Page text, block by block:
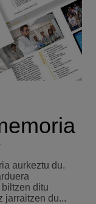
aurkeztu du.
ditu
jarraitzen du...